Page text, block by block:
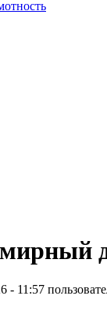
- 11:57